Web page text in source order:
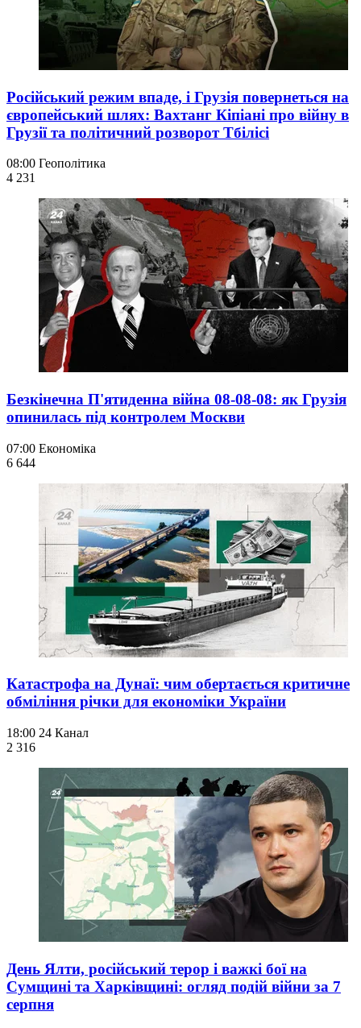
Російський режим впаде, і Грузія повернеться на
європейський шлях: Вахтанг Кіпіані про війну в
Грузії та політичний розворот Тбілісі
08:00 Геополітика
4 231
Безкінечна П'ятиденна війна 08-08-08: як Грузія
опинилась під контролем Москви
07:00 Економіка
6 644
Катастрофа на Дунаї: чим обертається критичне
обміління річки для економіки України
18:00 24 Канал
2 316
День Ялти, російський терор і важкі бої на
Сумщині та Харківщині: огляд подій війни за 7
серпня